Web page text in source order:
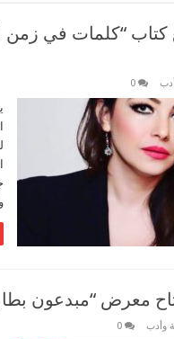
“كلمات في زمن
0
وأدب 0